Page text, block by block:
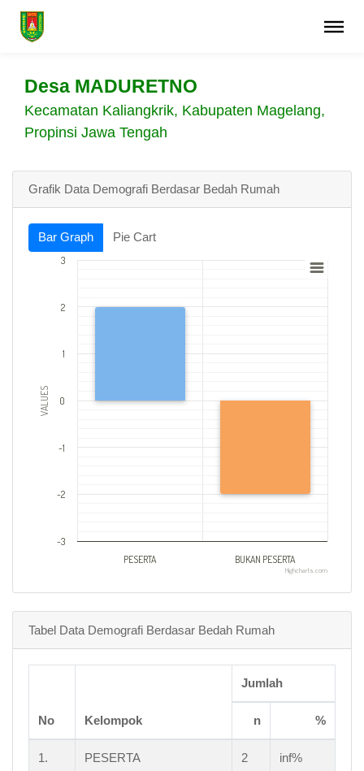
Desa MADURETNO
Kecamatan Kaliangkrik, Kabupaten Magelang,
Propinsi Jawa Tengah
Grafik Data Demografi Berdasar Bedah Rumah
Bar Graph Pie Cart
VALUES
PESERTA BUKAN PESERTA
-3
-2
-1
0
1
2
3
Highcharts.com
Tabel Data Demografi Berdasar Bedah Rumah
No Kelompok
Jumlah
n %
1. PESERTA 2 inf%